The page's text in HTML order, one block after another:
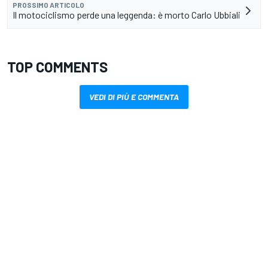
PROSSIMO ARTICOLO
Il motociclismo perde una leggenda: è morto Carlo Ubbiali
TOP COMMENTS
VEDI DI PIÙ E COMMENTA